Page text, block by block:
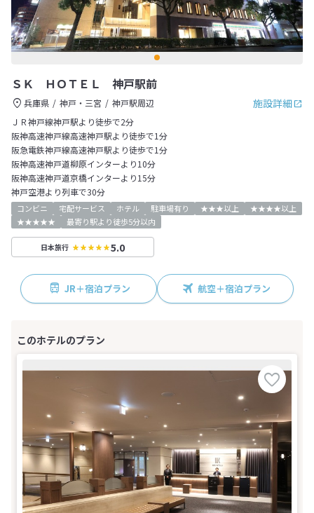
ＳＫ ＨＯＴＥＬ 神戸駅前
施設詳細
兵庫県 神戸・三宮
神戸駅周辺
ＪＲ神戸線神戸駅より徒歩で2分
阪神高速神戸線高速神戸駅より徒歩で1分
阪急電鉄神戸線高速神戸駅より徒歩で1分
阪神高速神戸道柳原インターより10分
阪神高速神戸道京橋インターより15分
神戸空港より列車で30分
コンビニ 宅配サービス ホテル 駐車場有り ★★★以上
★★★★以上
★★★★★
最寄り駅より徒歩5分以内
日本旅行 5.0
JR＋宿泊プラン 航空＋宿泊プラン